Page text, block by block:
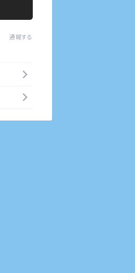
通報する